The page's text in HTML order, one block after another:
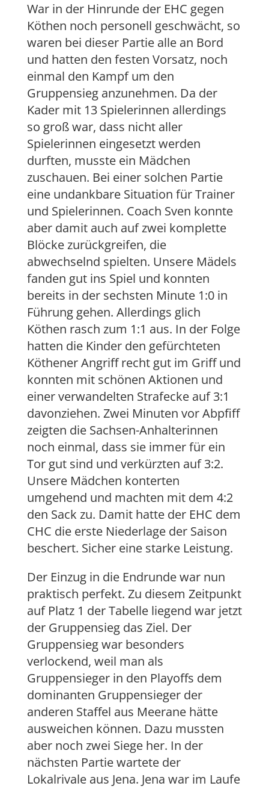
War in der Hinrunde der EHC gegen
Köthen noch personell geschwächt, so
waren bei dieser Partie alle an Bord
und hatten den festen Vorsatz, noch
einmal den Kampf um den
Gruppensieg anzunehmen. Da der
Kader mit 13 Spielerinnen allerdings
so groß war, dass nicht aller
Spielerinnen eingesetzt werden
durften, musste ein Mädchen
zuschauen. Bei einer solchen Partie
eine undankbare Situation für Trainer
und Spielerinnen. Coach Sven konnte
aber damit auch auf zwei komplette
Blöcke zurückgreifen, die
abwechselnd spielten. Unsere Mädels
fanden gut ins Spiel und konnten
bereits in der sechsten Minute 1:0 in
Führung gehen. Allerdings glich
Köthen rasch zum 1:1 aus. In der Folge
hatten die Kinder den gefürchteten
Köthener Angriff recht gut im Griff und
konnten mit schönen Aktionen und
einer verwandelten Strafecke auf 3:1
davonziehen. Zwei Minuten vor Abpfiff
zeigten die Sachsen-Anhalterinnen
noch einmal, dass sie immer für ein
Tor gut sind und verkürzten auf 3:2.
Unsere Mädchen konterten
umgehend und machten mit dem 4:2
den Sack zu. Damit hatte der EHC dem
CHC die erste Niederlage der Saison
beschert. Sicher eine starke Leistung.
Der Einzug in die Endrunde war nun
praktisch perfekt. Zu diesem Zeitpunkt
auf Platz 1 der Tabelle liegend war jetzt
der Gruppensieg das Ziel. Der
Gruppensieg war besonders
verlockend, weil man als
Gruppensieger in den Playoffs dem
dominanten Gruppensieger der
anderen Staffel aus Meerane hätte
ausweichen können. Dazu mussten
aber noch zwei Siege her. In der
nächsten Partie wartete der
Lokalrivale aus Jena. Jena war im Laufe